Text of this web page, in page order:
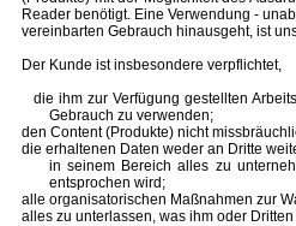
Reader benötigt. Eine Verwendung -
vereinbarten Gebrauch hinausgeht, ist
Der Kunde ist insbesondere verpflichtet,
die ihm zur Verfügung gestellten
Gebrauch zu verwenden;
den Content (Produkte) nicht
die erhaltenen Daten weder an Dritte
in seinem Bereich alles zu
entsprochen wird;
alle organisatorischen Maßnahmen zur
alles zu unterlassen, was ihm oder